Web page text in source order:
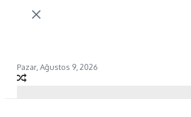
Pazar, Ağustos 9, 2026